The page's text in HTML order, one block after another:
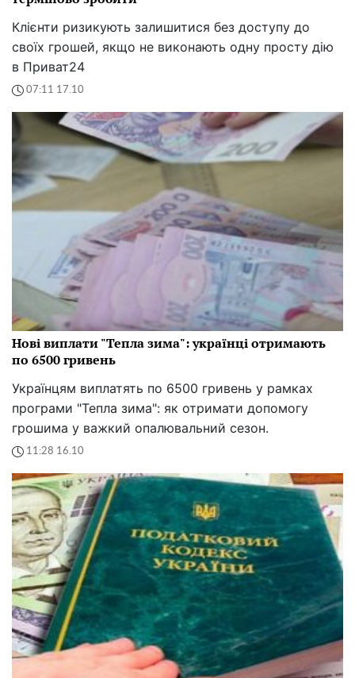
Клієнти ризикують залишитися без доступу до
своїх грошей, якщо не виконають одну просту дію
в Приват24
07:11 17.10
Нові виплати "Тепла зима": українці отримають
по 6500 гривень
Українцям виплатять по 6500 гривень у рамках
програми "Тепла зима": як отримати допомогу
грошима у важкий опалювальний сезон.
11:28 16.10